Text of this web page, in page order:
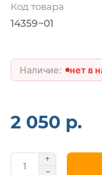
Код товара
14359~01
нет в
2 050 р.